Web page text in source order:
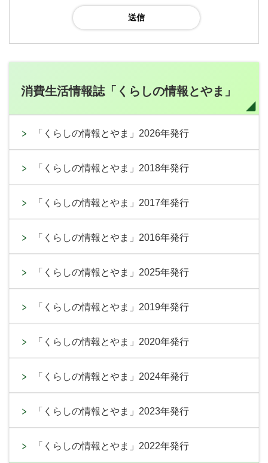
消費生活情報誌「くらしの情報とやま」
「くらしの情報とやま」2026年発行
「くらしの情報とやま」2018年発行
「くらしの情報とやま」2017年発行
「くらしの情報とやま」2016年発行
「くらしの情報とやま」2025年発行
「くらしの情報とやま」2019年発行
「くらしの情報とやま」2020年発行
「くらしの情報とやま」2024年発行
「くらしの情報とやま」2023年発行
「くらしの情報とやま」2022年発行